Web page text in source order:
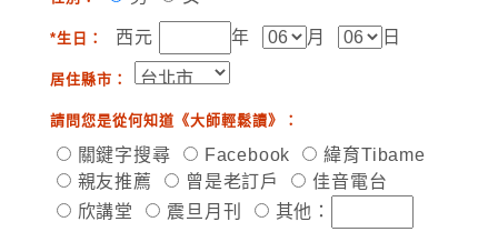
*生日： 西元 年 月 日
居住縣市：
請問您是從何知道《大師輕鬆讀》：
關鍵字搜尋 Facebook
緯育Tibame
親友推薦
曾是老訂戶
佳音電台
欣講堂
震旦月刊 其他：